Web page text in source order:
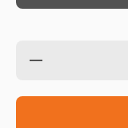
の数